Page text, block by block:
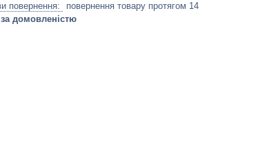
повернення товару протягом 14
за домовленістю